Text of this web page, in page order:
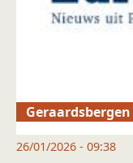
Geraardsbergen
26/01/2026 - 09:38